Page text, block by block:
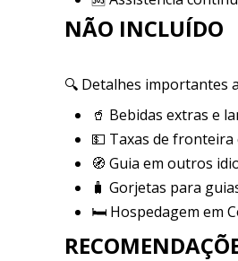
NÃO INCLUÍDO
🔍 Detalhes importantes
🥤 Bebidas extras e
💵 Taxas de fronteira
🧭 Guia em outros
🧳 Gorjetas para
🛏️ Hospedagem em